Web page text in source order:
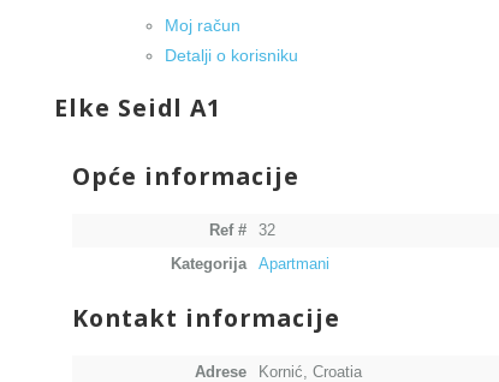
Moj račun
Detalji o korisniku
Elke Seidl A1
Opće informacije
Ref #
32
Kategorija
Apartmani
Kontakt informacije
Adrese
Kornić, Croatia